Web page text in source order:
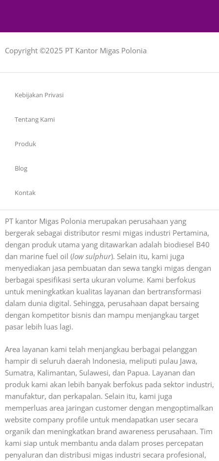
Copyright ©2025 PT Kantor Migas Polonia
Kebijakan Privasi
Tentang Kami
Produk
Blog
Kontak
PT kantor Migas Polonia merupakan perusahaan yang
bergerak sebagai distributor resmi migas industri Pertamina,
dengan produk utama yang ditawarkan adalah biodiesel B40
dan marine fuel oil (low sulphur). Selain itu, kami juga
menyediakan jasa pembuatan dan sewa tangki migas dengan
berbagai spesifikasi serta ukuran volume. Kami berfokus
untuk meningkatkan kualitas layanan dan bertransformasi
dalam dunia digital. Sehingga, perusahaan dapat bersaing
dengan kompetitor bisnis dan mampu menjangkau target
pasar lebih luas lagi.
Area layanan kami telah menjangkau berbagai pelanggan
hampir di seluruh daerah Indonesia, meliputi pulau Jawa,
Sumatra, Kalimantan, Sulawesi, dan Papua. Layanan dan
produk kami akan lebih banyak berfokus pada sektor industri,
manufaktur, dan perkapalan. Selain itu, kami juga
memperluas area jaringan customer dengan mengoptimalkan
website company profile untuk mendapatkan user secara
organik dan meningkatkan brand awareness perusahaan. Tim
kami siap untuk membantu anda dalam proses percepatan
penyaluran dan distribusi migas industri secara profesional,